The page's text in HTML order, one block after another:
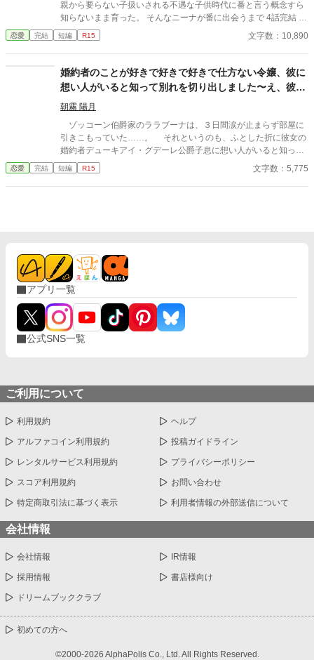
言う事。でも心優しいリアムは、その事をレティシアに言い出せ
た。 あまりのショックに、フラフラと歩くレティシアの目に飛び
貴族が話していた事が本当だったと理解する。 ずっと自分を支え
てくれたリアム。大好きなリアムの為、身を引く事を決意。それ
と同時に、国を出る準備を始めるレティシア。 そして1ヶ月後、
追記：ヒーローが物凄く気持ち悪いです。 今更ですが、閲覧の際
はご注意ください。
親から要らない子扱いされる不遇な子供時代に番と言う概念すら
知らないまま育った。 そんなニーナが番に出会うまで 4話完結 出
会えたところで話は終わってます。
恋愛 完結 短編 R15 文字数：10,890
婚約者のことが好きで好きで好きで仕方ない令嬢、彼に
想い人がいると知って別れを切り出しました〜え、彼が
本当に好きだったのは私なんですか！？〜
朝霧 陽月
ゾッコーン伯爵家のララブーナは、３日間涙が止まらず部屋に
引きこもっていた……。 それというのも、ふとした折に彼女の
婚約者デューキアイ・グデーレ公爵子息に想い人がいると知って
しまったからだ。 ※内容はタイトル通りです、基本ヤベェ登場人
物しかいません。 ※他サイトにも、同作者ほぼ同タイトルで投稿
恋愛 完結 短編 R15 文字数：5,775
アプリ一覧
公式SNS一覧
ご利用について
利用規約 ヘルプ
アルファコイン利用規約 投稿ガイドライン
レンタルサービス利用規約 プライバシーポリシー
スコア利用規約 お問い合わせ
特定商取引法に基づく表示 利用者情報の外部送信について
会社情報
会社情報 IR情報
採用情報 書店様向け
ドリームブッククラブ
初めての方へ
©2000-2026 AlphaPolis Co., Ltd. All Rights Reserved.